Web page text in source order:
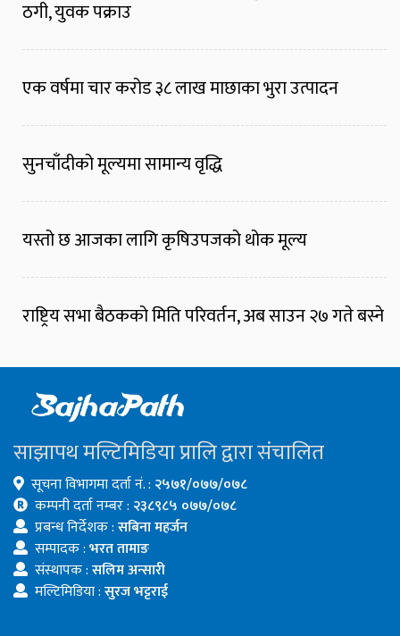
ठगी, युवक पक्राउ
एक वर्षमा चार करोड ३८ लाख माछाका भुरा उत्पादन
सुनचाँदीको मूल्यमा सामान्य वृद्धि
यस्तो छ आजका लागि कृषिउपजको थोक मूल्य
राष्ट्रिय सभा बैठकको मिति परिवर्तन, अब साउन २७ गते बस्ने
साझापथ मल्टिमिडिया प्रालि द्वारा संचालित
सूचना विभागमा दर्ता नं. : २५७१/०७७/०७८
कम्पनी दर्ता नम्बर : २३८९८५ ०७७/०७८
प्रबन्ध निर्देशक :सबिना महर्जन
सम्पादक :भरत तामाङ
संस्थापक :सलिम अन्सारी
मल्टिमिडिया :सुरज भट्टराई